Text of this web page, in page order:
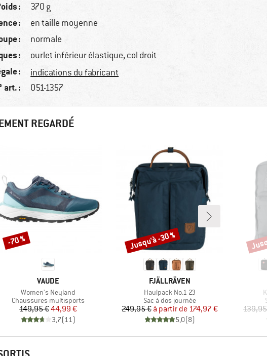
: 370 g
: en taille moyenne
: normale
: ourlet inférieur élastique, col droit
: indications du fabricant
art. : 051-1357
REGARDÉ
MARQUE
VAUDE
Article
Women's Neyland
Product group
Chaussures multisports
Prix
149,95 €Prix réduit
44,99 €
3,7(11)
Remise
-70 %
MARQUE
FJÄLLRÄVEN
Article
Haulpack No.1 23
Product group
Sac à dos journée
Prix
249,95 € Prix réduit
à partir de 174,97 €
5,0(8)
Remise
Jusqu'à -30 %